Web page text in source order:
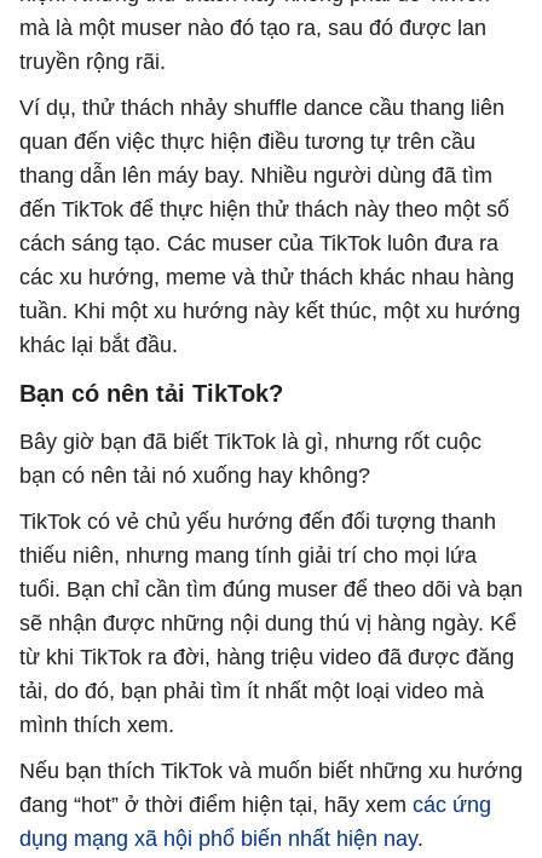
mà là một muser nào đó tạo ra, sau đó được lan
truyền rộng rãi.
Ví dụ, thử thách nhảy shuffle dance cầu thang liên
quan đến việc thực hiện điều tương tự trên cầu
thang dẫn lên máy bay. Nhiều người dùng đã tìm
đến TikTok để thực hiện thử thách này theo một số
cách sáng tạo. Các muser của TikTok luôn đưa ra
các xu hướng, meme và thử thách khác nhau hàng
tuần. Khi một xu hướng này kết thúc, một xu hướng
khác lại bắt đầu.
Bạn có nên tải TikTok?
Bây giờ bạn đã biết TikTok là gì, nhưng rốt cuộc
bạn có nên tải nó xuống hay không?
TikTok có vẻ chủ yếu hướng đến đối tượng thanh
thiếu niên, nhưng mang tính giải trí cho mọi lứa
tuổi. Bạn chỉ cần tìm đúng muser để theo dõi và bạn
sẽ nhận được những nội dung thú vị hàng ngày. Kể
từ khi TikTok ra đời, hàng triệu video đã được đăng
tải, do đó, bạn phải tìm ít nhất một loại video mà
mình thích xem.
Nếu bạn thích TikTok và muốn biết những xu hướng
đang “hot” ở thời điểm hiện tại, hãy xem các ứng
dụng mạng xã hội phổ biến nhất hiện nay.